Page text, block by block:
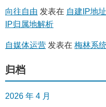
向往自由 发表在 自建IP地
IP归属地解析
自媒体运营 发表在 梅林系
归档
2026 年 4 月